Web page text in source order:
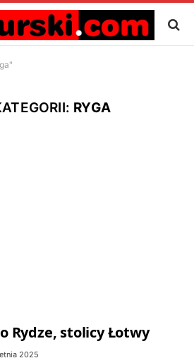
RYGA
Rydze, stolicy Łotwy
2025